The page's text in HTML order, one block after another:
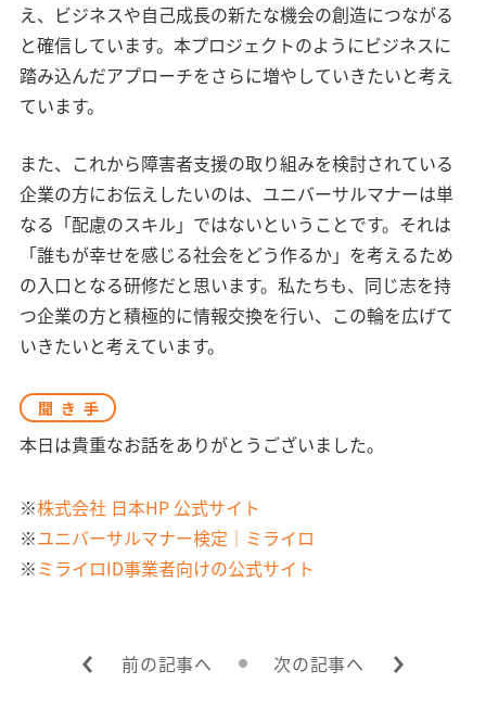
え、ビジネスや自己成長の新たな機会の創造につながる
と確信しています。本プロジェクトのようにビジネスに
踏み込んだアプローチをさらに増やしていきたいと考え
ています。
また、これから障害者支援の取り組みを検討されている
企業の方にお伝えしたいのは、ユニバーサルマナーは単
なる「配慮のスキル」ではないということです。それは
「誰もが幸せを感じる社会をどう作るか」を考えるため
の入口となる研修だと思います。私たちも、同じ志を持
つ企業の方と積極的に情報交換を行い、この輪を広げて
いきたいと考えています。
聞き手
本日は貴重なお話をありがとうございました。
※株式会社 日本HP 公式サイト
※ユニバーサルマナー検定｜ミライロ
※ミライロID事業者向けの公式サイト
前の記事へ 次の記事へ